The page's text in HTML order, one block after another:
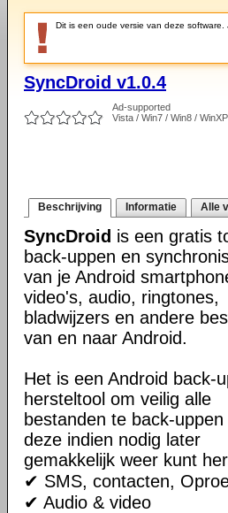
Dit is een oude versie van deze software.
SyncDroid v1.0.4
Ad-supported
Vista / Win7 / Win8 / WinXP
Beschrijving Informatie Alle
SyncDroid is een gratis
back-uppen en
van je Android
video's, audio, ringtones,
bladwijzers en andere
van en naar Android.
Het is een Android back-
hersteltool om veilig alle
bestanden te back-uppen
deze indien nodig later
gemakkelijk weer kunt
✔ SMS, contacten,
✔ Audio & video